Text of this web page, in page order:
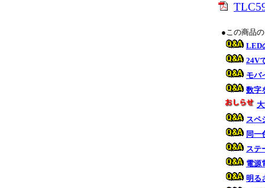
●この商品
LED
24V
モバ
数字
スペ
同一
ステ
電源
明る